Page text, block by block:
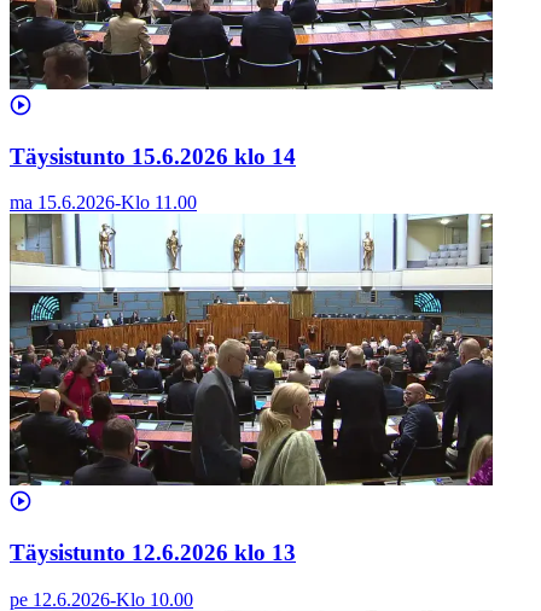
Täysistunto 15.6.2026 klo 14
ma 15.6.2026-Klo 11.00
Täysistunto 12.6.2026 klo 13
pe 12.6.2026-Klo 10.00